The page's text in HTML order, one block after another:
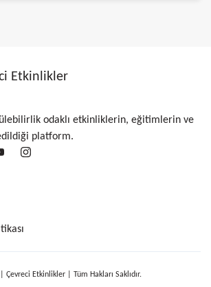
Etkinlikler
odaklı etkinliklerin, eğitimlerin ve
platform.
Çevreci Etkinlikler | Tüm Hakları Saklıdır.